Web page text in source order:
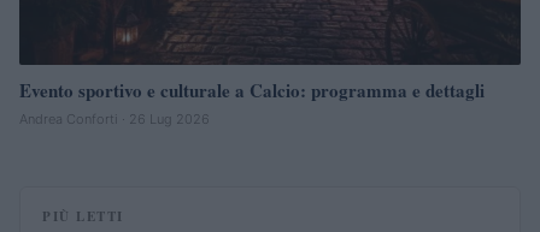
Evento sportivo e culturale a Calcio: programma e dettagli
Andrea Conforti · 26 Lug 2026
PIÙ LETTI